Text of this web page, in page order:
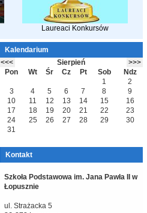
Laureaci Konkursów
Kalendarium
Sierpień
Pon
Wt Śr Cz Pt Sob
Ndz
1
2
3
4 5 6 7 8
9
10
11 12 13 14 15
16
17
18 19 20 21 22
23
24
25 26 27 28 29
30
31
Kontakt
Szkoła Podstawowa im. Jana Pawła II
w
Łopusznie
ul. Strażacka 5